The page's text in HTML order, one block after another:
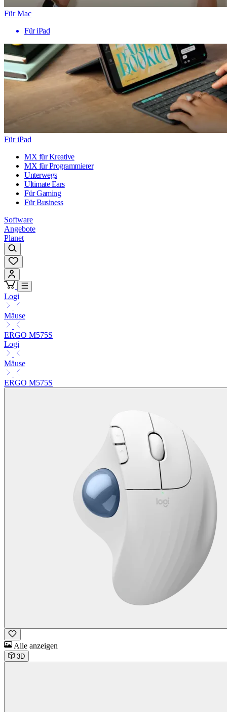
Für Mac
Für iPad
Für iPad
MX für Kreative
MX für Programmierer
Unterwegs
Ultimate Ears
Für Gaming
Für Business
Software
Angebote
Planet
Logi
Mäuse
ERGO M575S
Logi
Mäuse
ERGO M575S
Alle anzeigen
3D